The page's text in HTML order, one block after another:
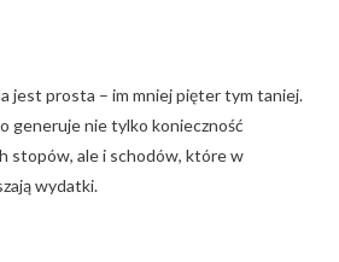
jest prosta – im mniej pięter tym taniej.
generuje nie tylko konieczność
stopów, ale i schodów, które w
wydatki.